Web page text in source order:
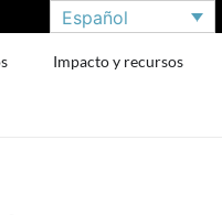
Español
Impacto y recursos